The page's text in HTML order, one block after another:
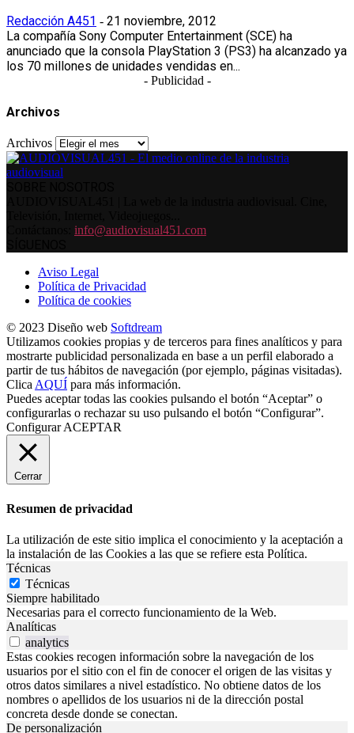
Redacción A451 - 21 noviembre, 2012
La compañía Sony Computer Entertainment (SCE) ha
anunciado que la consola PlayStation 3 (PS3) ha alcanzado ya
los 70 millones de unidades vendidas en...
- Publicidad -
Archivos
Archivos
info@audiovisual451.com
Aviso Legal
Política de Privacidad
Política de cookies
© 2023 Diseño web Softdream
Utilizamos cookies propias y de terceros para fines analíticos y para
mostrarte publicidad personalizada en base a un perfil elaborado a
partir de tus hábitos de navegación (por ejemplo, páginas visitadas).
Clica AQUÍ para más información.
Puedes aceptar todas las cookies pulsando el botón “Aceptar” o
configurarlas o rechazar su uso pulsando el botón “Configurar”.
Configurar ACEPTAR
Cerrar
Resumen de privacidad
La utilización de este sitio implica el conocimiento y la aceptación a
la instalación de las Cookies a las que se refiere esta Política.
Técnicas
Técnicas
Siempre habilitado
Necesarias para el correcto funcionamiento de la Web.
Analíticas
analytics
Estas cookies recogen información sobre la navegación de los
usuarios por el sitio con el fin de conocer el origen de las visitas y
otros datos similares a nivel estadístico. No obtiene datos de los
nombres o apellidos de los usuarios ni de la dirección postal
concreta desde donde se conectan.
De personalización